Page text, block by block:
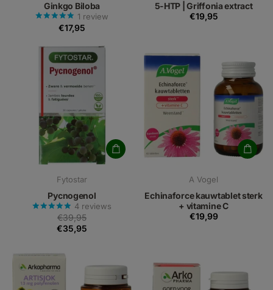
Ginkgo Biloba
1 review
€17,95
5-HTP | Griffonia extract
€19,95
Fytostar
Pycnogenol
4 reviews
€39,95
€35,95
A Vogel
Echinaforce kauwtablet sterk
+ vitamine C
€19,99